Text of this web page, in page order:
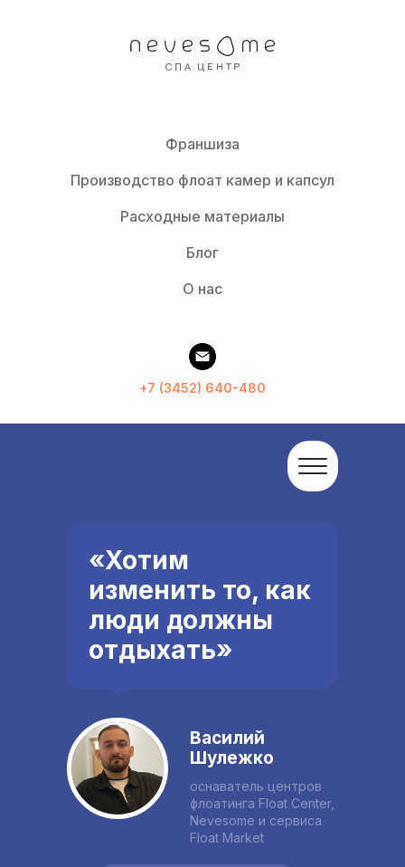
Франшиза
Производство флоат камер и капсул
Расходные материалы
Блог
О нас
+7 (3452) 640-480
Василий
Шулежко
оснаватель центров
флоатинга Float Center,
Nevesome и сервиса
Float Market
«Хотим
изменить то, как
люди должны
отдыхать»